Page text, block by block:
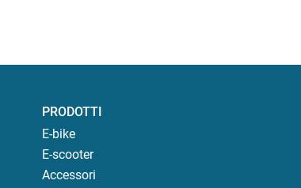
PRODOTTI
E-bike
E-scooter
Accessori